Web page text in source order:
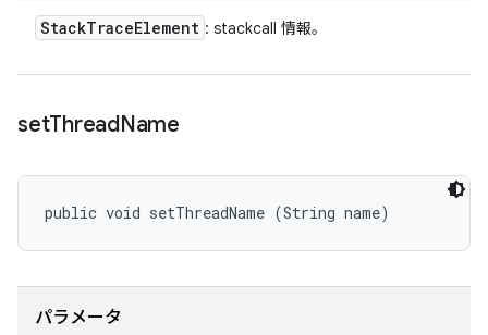
StackTraceElement : stackcall 情報。
setThreadName
public void setThreadName (String name)
パラメータ